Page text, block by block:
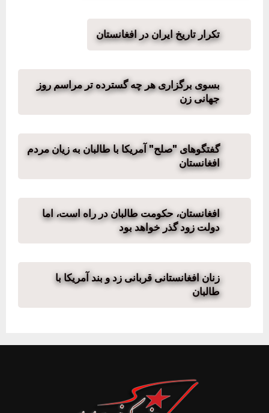
تکرار تاریخ ایران در افغانستان
بسوی برگزاری هر چه گسترده تر مراسم روز
جهانی زن
گفتگوهای "صلح" آمریکا با طالبان به زیان مردم
افغانستان
افغانستان، حکومت طالبان در راه است، اما
دولت زود گذر خواهد بود
زنان افغانستانی قربانی زد و بند آمریکا با
طالبان